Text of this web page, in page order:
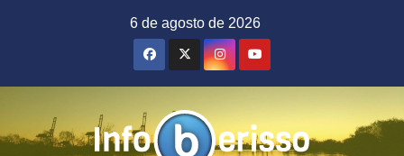
6 de agosto de 2026